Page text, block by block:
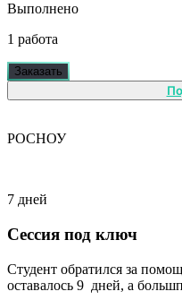
Выполнено
1 работа
Заказать
РОСНОУ
7 дней
Сессия под ключ
Студент обратился за
оставалось 9 дней, а